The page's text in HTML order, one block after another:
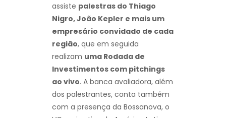
assiste palestras do Thiago
Nigro, João Kepler e mais um
empresário convidado de cada
região, que em seguida
realizam uma Rodada de
Investimentos com pitchings
ao vivo. A banca avaliadora, além
dos palestrantes, conta também
com a presença da Bossanova, o